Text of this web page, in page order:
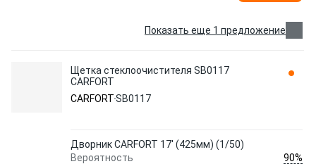
Показать еще 1 предложение
Щетка стеклоочистителя SB0117
CARFORT
CARFORTSB0117
Дворник CARFORT 17' (425мм) (1/50)
Вероятность
90%